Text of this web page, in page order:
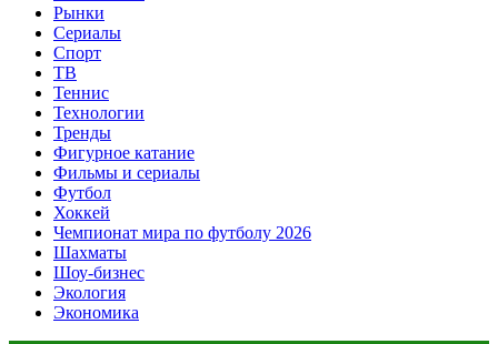
Рынки
Сериалы
Спорт
ТВ
Теннис
Технологии
Тренды
Фигурное катание
Фильмы и сериалы
Футбол
Хоккей
Чемпионат мира по футболу 2026
Шахматы
Шоу-бизнес
Экология
Экономика